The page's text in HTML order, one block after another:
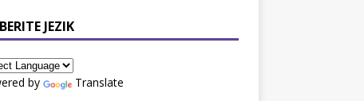
JEZIK
by Translate